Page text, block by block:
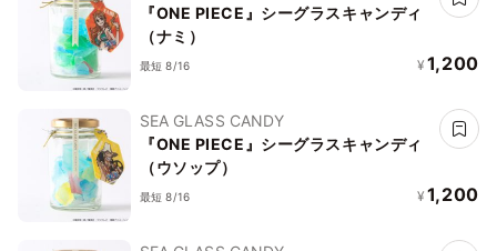
『ONE PIECE』シーグラスキャンディ
（ナミ）
最短 8/16 ¥ 1,200
SEA GLASS CANDY
『ONE PIECE』シーグラスキャンディ
（ウソップ）
最短 8/16 ¥ 1,200